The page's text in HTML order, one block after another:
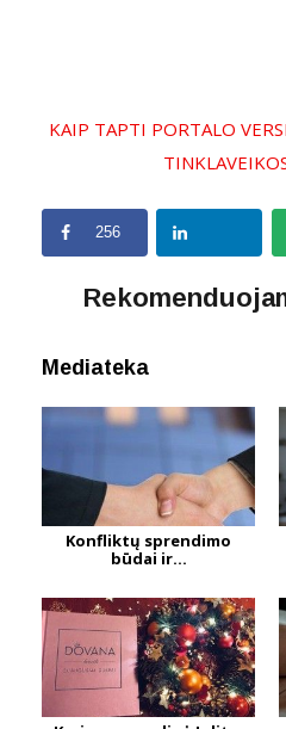
KAIP TAPTI PORTALO
256
Mediateka
Konfliktų sprendimo
būdai ir...